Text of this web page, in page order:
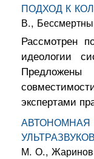
ПОДХОД К
В.,
Рассмотрен
идеологии
экспертами
М. О.,